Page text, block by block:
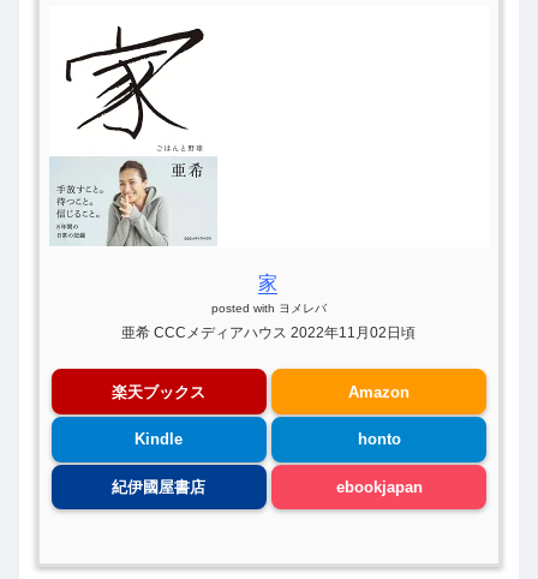
家
posted with ヨメレバ
亜希 CCCメディアハウス 2022年11月02日頃
楽天ブックス Amazon
Kindle honto
紀伊國屋書店 ebookjapan